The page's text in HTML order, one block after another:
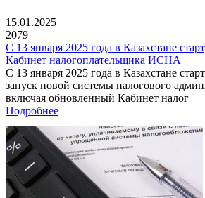
15.01.2025
2079
С 13 января 2025 года в Казахстане
Кабинет налогоплательщика ИСНА
С 13 января 2025 года в Казахстане
запуск новой системы налогового
включая обновленный Кабинет налог
Подробнее